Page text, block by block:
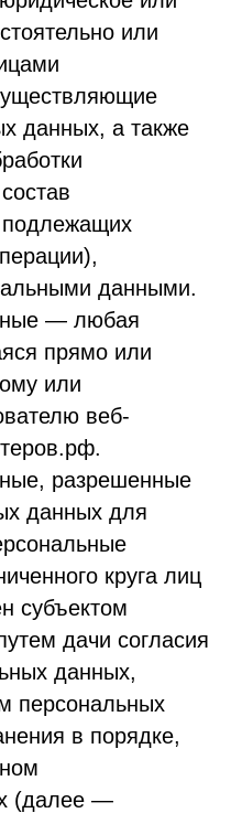
или
данных, а также
данными.
— любая
прямо или
или
веб-
разрешенные
данных для
круга лиц
субъектом
дачи согласия
данных,
персональных
в порядке,
(далее —